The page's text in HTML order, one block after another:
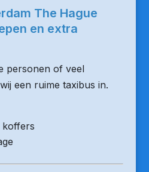
The Hague
en extra
personen of veel
een ruime taxibus in.
koffers